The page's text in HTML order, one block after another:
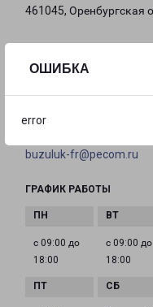
ОШИБКА
error
461045, Оренбургская
на карте
buzuluk-fr@pecom.ru
ГРАФИК РАБОТЫ
с 09:00 до
18:00
с 09:00 до
18:00